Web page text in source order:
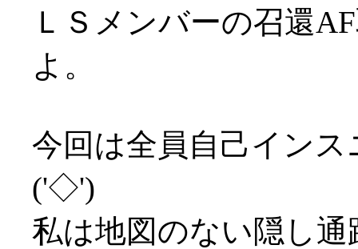
ＬＳメンバーの召還
よ。
今回は全員自己イン
('◇')ゞ
私は地図のない隠し